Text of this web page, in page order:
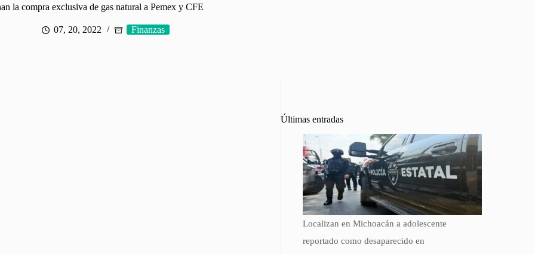
la compra exclusiva de gas natural a Pemex y CFE
07, 20, 2022 Finanzas
Últimas entradas
Localizan en Michoacán a adolescente
reportado como desaparecido en